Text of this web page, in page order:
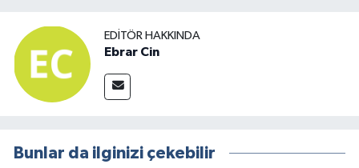
EDITÖR HAKKINDA
Ebrar Cin
Bunlar da ilginizi çekebilir